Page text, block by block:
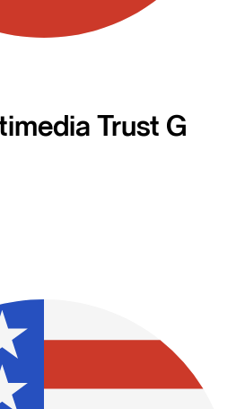
Trust G